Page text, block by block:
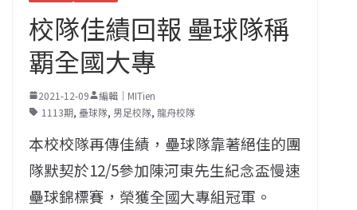
校隊佳績回報 壘球隊稱
覇全國大專
2021-12-09
編輯｜MITien
1113期, 壘球隊, 男足校隊, 龍舟校隊
本校校隊再傳佳績，壘球隊靠著絕佳的團
隊默契於12/5參加陳河東先生紀念盃慢速
壘球錦標賽，榮獲全國大專組冠軍。